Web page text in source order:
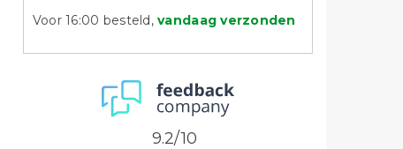
Voor 16:00 besteld,vandaag verzonden
9.2/10